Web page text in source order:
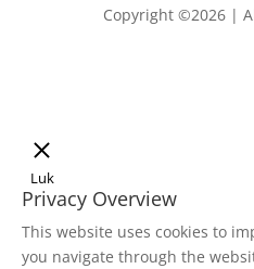
Copyright ©2026 |
Luk
Privacy Overview
This website uses cookies to
you navigate through the